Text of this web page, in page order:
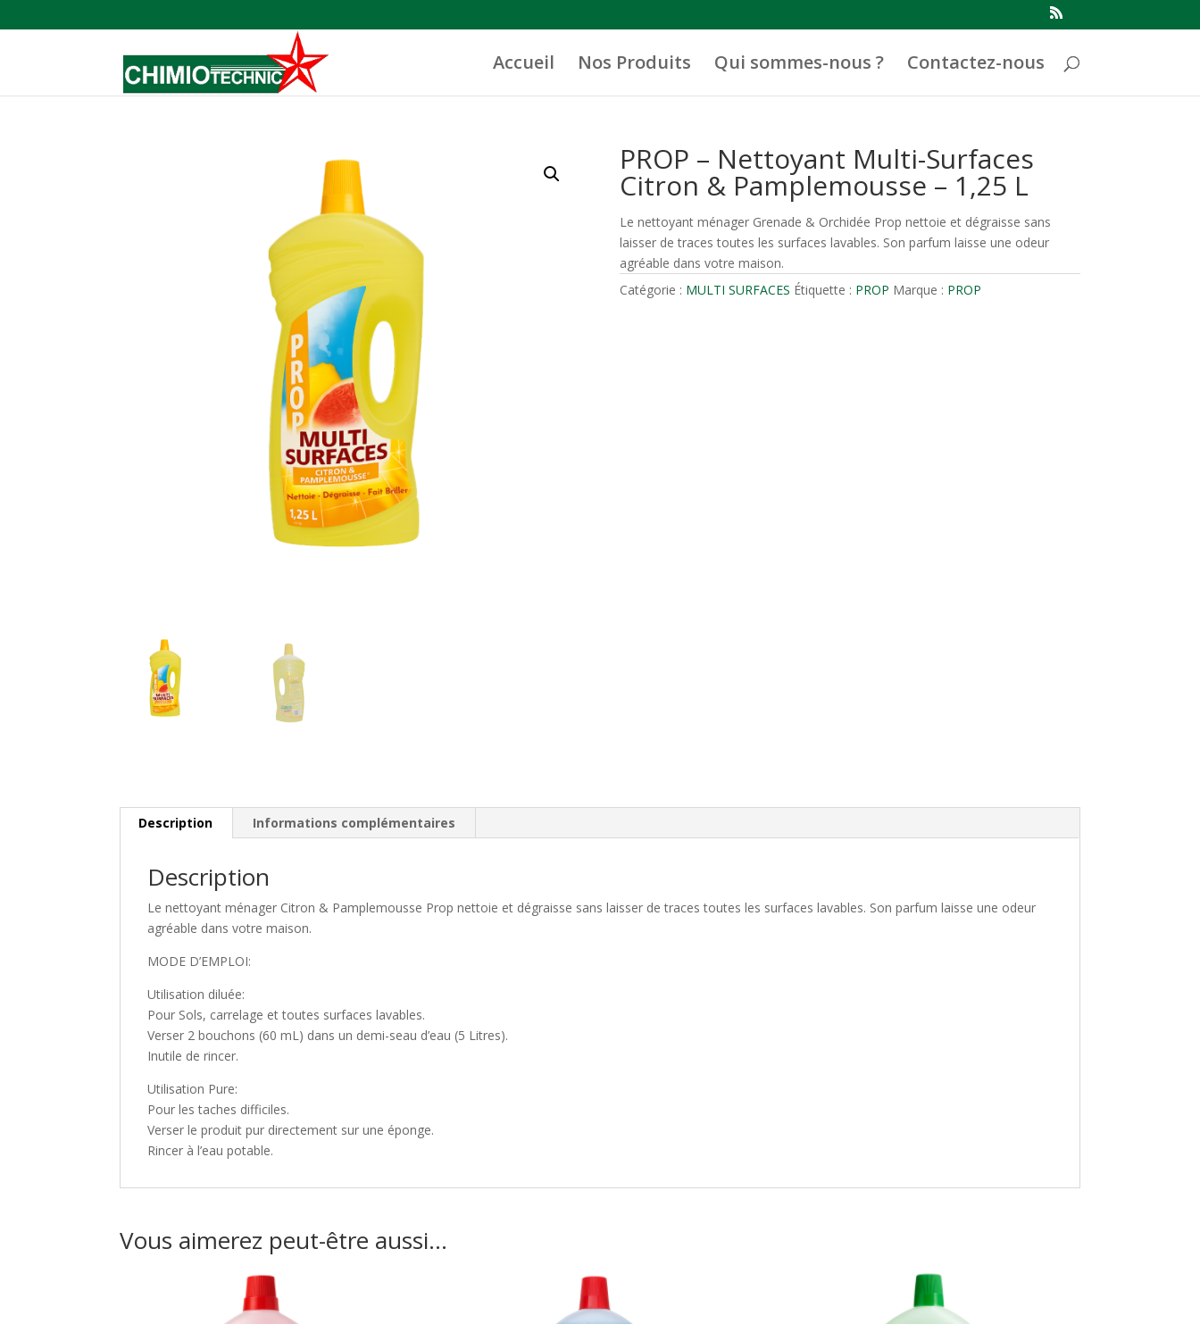
Accueil Nos Produits Qui sommes-nous ? Contactez-nous
PROP – Nettoyant Multi-Surfaces
Citron & Pamplemousse – 1,25 L
Le nettoyant ménager Grenade & Orchidée Prop nettoie et dégraisse sans
laisser de traces toutes les surfaces lavables. Son parfum laisse une odeur
agréable dans votre maison.
Catégorie : MULTI SURFACES Étiquette : PROP Marque : PROP
Description Informations complémentaires
Description
Le nettoyant ménager Citron & Pamplemousse Prop nettoie et dégraisse sans laisser de traces toutes les surfaces lavables. Son parfum laisse une odeur
agréable dans votre maison.
MODE D’EMPLOI:
Utilisation diluée:
Pour Sols, carrelage et toutes surfaces lavables.
Verser 2 bouchons (60 mL) dans un demi-seau d’eau (5 Litres).
Inutile de rincer.
Utilisation Pure:
Pour les taches difficiles.
Verser le produit pur directement sur une éponge.
Rincer à l’eau potable.
Vous aimerez peut-être aussi…